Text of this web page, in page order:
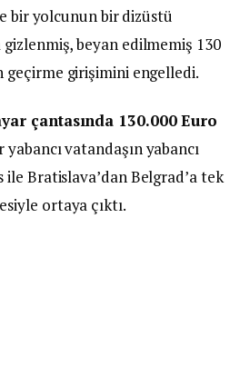
bir yolcunun bir dizüstü
gizlenmiş, beyan edilmemiş 130
geçirme girişimini engelledi.
çantasında 130.000 Euro
yabancı vatandaşın yabancı
ile Bratislava’dan Belgrad’a tek
ortaya çıktı.